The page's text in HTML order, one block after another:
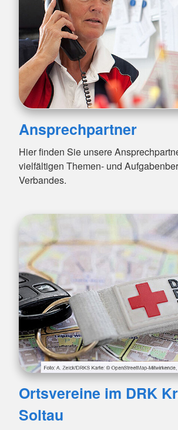
Ansprechpartner
Hier finden Sie unsere
vielfältigen Themen- und
Verbandes.
Ortsvereine im DRK
Soltau